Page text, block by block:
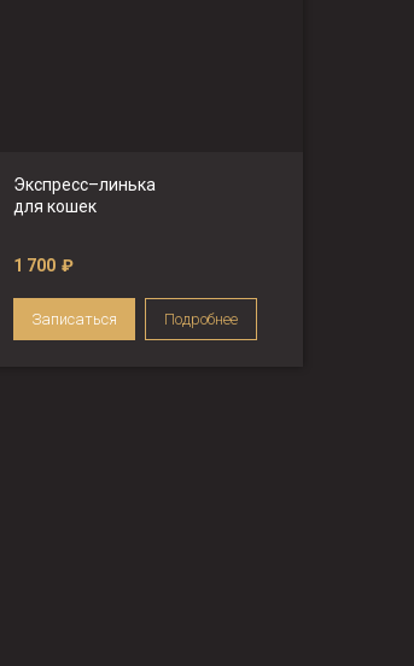
Экспресс–линька
для кошек
1 700 ₽
Записаться Подробнее